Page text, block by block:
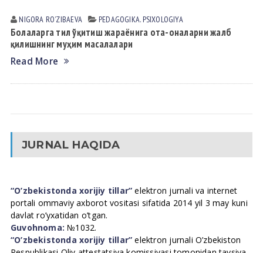
NIGORA ROʼZIBАEVА PEDАGOGIKА. PSIXOLOGIYA
Болаларга тил ўқитиш жараёнига ота-оналарни жалб
қилишнинг муҳим масалалари
Read More
JURNAL HAQIDA
“O’zbekistonda xorijiy tillar” elektron jurnali va internet
portali ommaviy axborot vositasi sifatida 2014 yil 3 may kuni
davlat ro’yxatidan o’tgan.
Guvohnoma: №1032.
“O’zbekistonda xorijiy tillar” elektron jurnali O’zbekiston